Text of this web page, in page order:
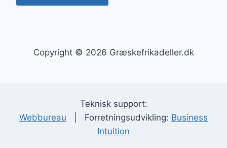
Copyright © 2026 Græskefrikadeller.dk
Teknisk support:
Webbureau | Forretningsudvikling: Business
Intuition